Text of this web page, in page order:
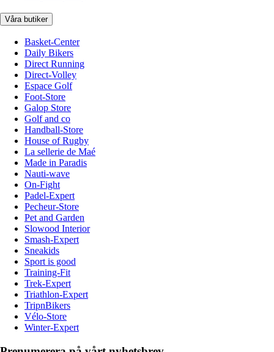
Våra butiker
Basket-Center
Daily Bikers
Direct Running
Direct-Volley
Espace Golf
Foot-Store
Galop Store
Golf and co
Handball-Store
House of Rugby
La sellerie de Maé
Made in Paradis
Nauti-wave
On-Fight
Padel-Expert
Pecheur-Store
Pet and Garden
Slowood Interior
Smash-Expert
Sneakids
Sport is good
Training-Fit
Trek-Expert
Triathlon-Expert
TripnBikers
Vélo-Store
Winter-Expert